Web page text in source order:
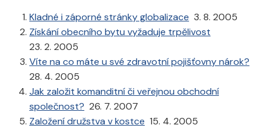
Kladné i záporné stránky globalizace 3. 8. 2005
Získání obecního bytu vyžaduje trpělivost
23. 2. 2005
Víte na co máte u své zdravotní pojišťovny nárok?
28. 4. 2005
Jak založit komanditní či veřejnou obchodní
společnost? 26. 7. 2007
Založení družstva v kostce 15. 4. 2005